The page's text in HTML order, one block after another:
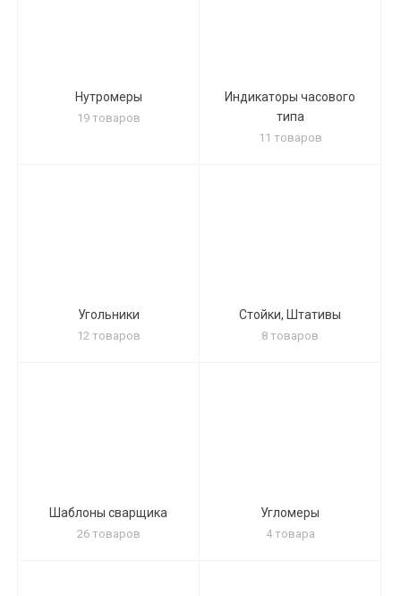
Нутромеры
19 товаров
Индикаторы часового
типа
11 товаров
Угольники
12 товаров
Стойки, Штативы
8 товаров
Шаблоны сварщика
26 товаров
Угломеры
4 товара